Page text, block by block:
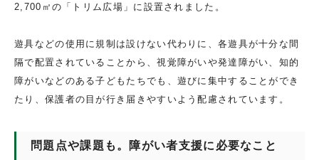
2,700㎡の「トリム広場」に設置されました。
遊具などの使用に規制は設けない代わりに、各遊具が十分な間
隔で配置されていることから、視覚障がいや発達障がい、知的
障がいなどのある子どもたちでも、遊びに集中することができ
たり、保護者の目が行き届きやすいよう配慮されています。
問題点や課題も。障がい者支援に必要なこと